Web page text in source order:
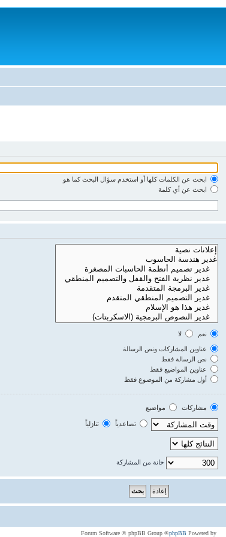
ابحث عن الكلمات كلها أو استخدم سؤال البحث كما هو
ابحث عن أي كلمة
نعم
لا
عناوين المشاركات ونص الرسالة
نص الرسالة فقط
عناوين المواضيع فقط
أول مشاركة من الموضوع فقط
مشاركات
مواضيع
تصاعدياً تنازلياً
خانة من المشاركة
Powered by
phpBB
® Forum Software © phpBB Group